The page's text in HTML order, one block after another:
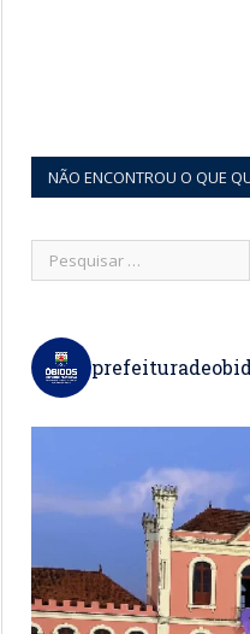
NÃO ENCONTROU O QUE